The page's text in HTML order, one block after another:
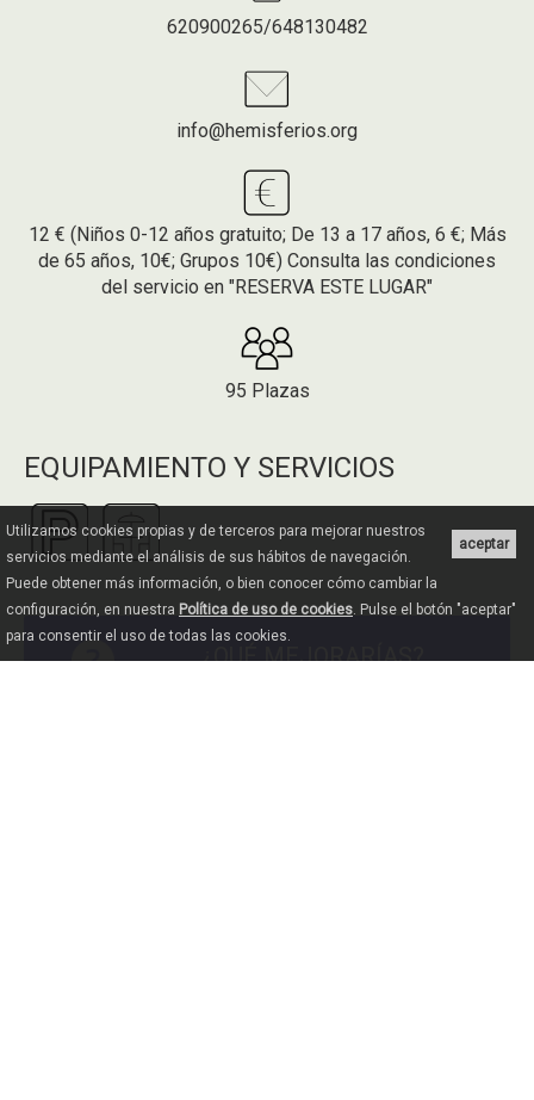
620900265/648130482
info@hemisferios.org
12 € (Niños 0-12 años gratuito; De 13 a 17 años, 6 €; Más
de 65 años, 10€; Grupos 10€) Consulta las condiciones
del servicio en "RESERVA ESTE LUGAR"
95 Plazas
EQUIPAMIENTO Y SERVICIOS
¿QUÉ MEJORARÍAS?
aceptar
Utilizamos cookies propias y de terceros para mejorar nuestros
servicios mediante el análisis de sus hábitos de navegación.
Puede obtener más información, o bien conocer cómo cambiar la
configuración, en nuestra Política de uso de cookies. Pulse el botón "aceptar"
para consentir el uso de todas las cookies.